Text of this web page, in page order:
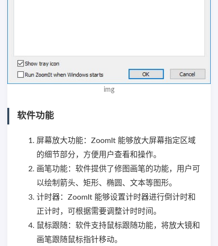
img
软件功能
屏幕放大功能：ZoomIt 能够放大屏幕指定区域
的细节部分，方便用户查看和操作。
画笔功能：软件提供了修图画笔的功能，用户可
以绘制箭头、矩形、椭圆、文本等图形。
计时器：ZoomIt 能够设置计时器进行倒计时和
正计时，可根据需要调整计时时间。
鼠标跟随：软件支持鼠标跟随功能，将放大镜和
画笔跟随鼠标指针移动。